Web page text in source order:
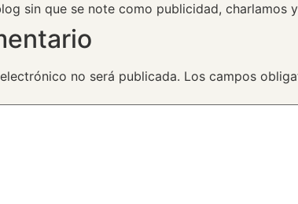
sin que se note como publicidad, charlamos
no será publicada. Los campos